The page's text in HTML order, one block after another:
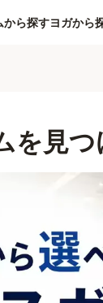
から探すヨガから
を見つ